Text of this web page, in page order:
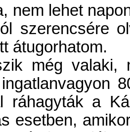
nem lehet
szerencsére
átugorhatom.
még valaki,
ráhagyták a
esetben,